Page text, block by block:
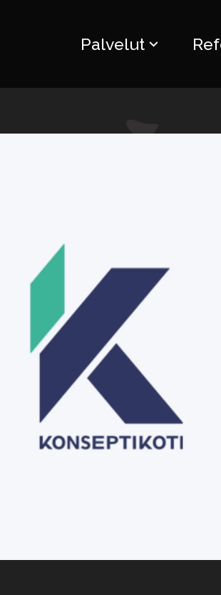
Palvelut